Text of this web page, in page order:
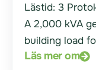
Lästid: 3
A 2,000 kVA
building load
Läs mer om